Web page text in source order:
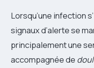
Lorsqu’une infection
signaux d’alerte se
principalement une
accompagnée de